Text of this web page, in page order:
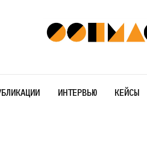
ИНТЕРВЬЮ КЕЙСЫ